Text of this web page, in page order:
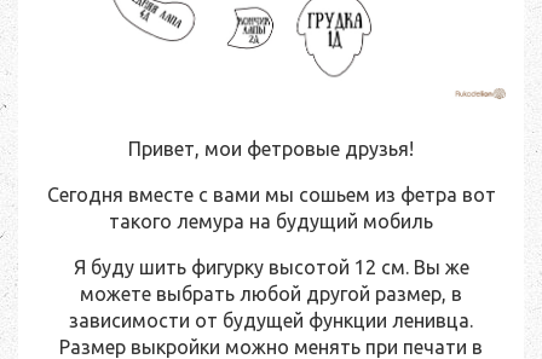
Привет, мои фетровые друзья!
Сегодня вместе с вами мы сошьем из фетра вот
такого лемура на будущий мобиль
Я буду шить фигурку высотой 12 см. Вы же
можете выбрать любой другой размер, в
зависимости от будущей функции ленивца.
Размер выкройки можно менять при печати в